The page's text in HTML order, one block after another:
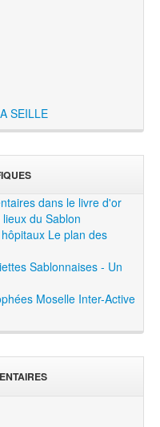
SEILLE
dans le livre d'or
du Sablon
Le plan des
Sablonnaises - Un
Moselle Inter-Active